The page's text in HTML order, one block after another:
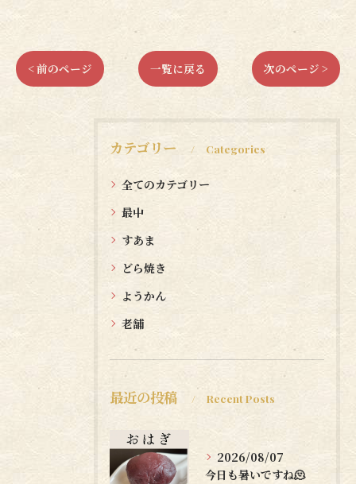
< 前のページ 一覧に戻る 次のページ >
カテゴリー Categories
全てのカテゴリー
最中
すあま
どら焼き
ようかん
老舗
最近の投稿 Recent Posts
2026/08/07
今日も暑いですね🫠